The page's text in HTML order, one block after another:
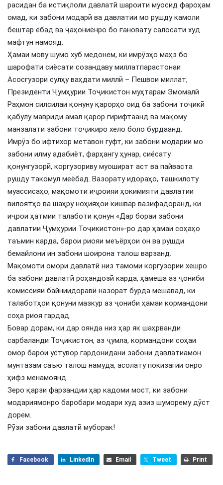
расидан ба истиқлоли давлатӣ шароити муосид фароҳам
омад, ки забони модарӣ ва давлатии мо рушду камоли
бештар ёбад ва ҷаҳониёнро бо ғановату салосати худ
мафтун намояд.
Ҳамаи мову шумо хуб медонем, ки имрӯзҳо маҳз бо
шарофати сиёсати созандаву миллатпарастонаи
Асосгузори сулҳу ваҳдати миллӣ – Пешвои миллат,
Президенти Ҷумҳурии Тоҷикистон муҳтарам Эмомалӣ
Раҳмон силсилаи қонуну қарорҳо оид ба забони тоҷикӣ
қабулу мавриди амал қарор гирифтаанд ва мақому
манзалати забони тоҷикиро хело боло бурдаанд.
Имрӯз бо ифтихор метавон гуфт, ки забони модарии мо
забони илму адабиёт, фарҳангу ҳунар, сиёсату
қонунгузорӣ, коргузориву муошират аст ва пайваста
рушду такомул меёбад. Вазорату идораҳо, ташкилоту
муассисаҳо, мақомоти иҷроияи ҳокимияти давлатии
вилоятҳо ва шаҳру ноҳияҳои кишвар вазифадоранд, ки
иҷрои ҳатмии талаботи қонун «Дар бораи забони
давлатии Ҷумҳурии Тоҷикистон»-ро дар ҳамаи соҳаҳо
таъмин карда, барои риояи меъёрҳои он ва рушди
бемайлони ин забони шоирона талош варзанд.
Мақомоти омори давлатӣ низ тамоми коргузории хешро
ба забони давлатӣ роҳандозӣ карда, ҳамеша аз ҷониби
комиссияи байниидоравӣ назорат бурда мешавад, ки
талаботҳои қонуни мазкур аз ҷониби ҳамаи кормандони
соҳа риоя гардад.
Бовар дорам, ки дар оянда низ ҳар як шаҳрванди
сарбаланди Тоҷикистон, аз ҷумла, кормандони соҳаи
омор барои устувор гардонидани забони давлатиамон
мунтазам саъю талош намуда, асолату покизагии онро
ҳифз менамоянд.
Зеро қарзи фарзандии ҳар кадоми мост, ки забони
модариямонро баробари модари худ азиз шуморему дӯст
дорем.
Рӯзи забони давлатӣ муборак!
Facebook LinkedIn Email Tweet Print